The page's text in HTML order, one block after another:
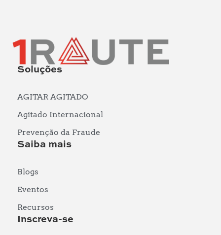
Soluções
AGITAR AGITADO
Agitado Internacional
Prevenção da Fraude
Saiba mais
Blogs
Eventos
Recursos
Inscreva-se